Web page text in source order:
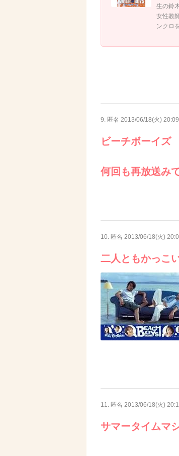
生の鈴
女性教
ンクロ
9. 匿名 2013/06/18(火)
ビーチボーイズ
何回も再放送み
10. 匿名 2013/06/18(火)
二人ともかっこ
11. 匿名 2013/06/18(火)
サマータイムマ